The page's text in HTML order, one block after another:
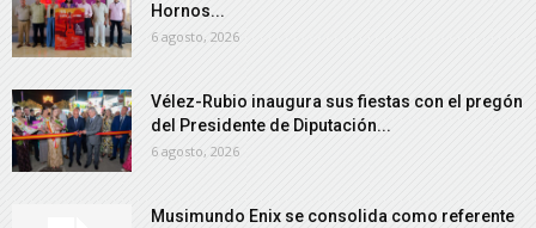
Hornos...
6 agosto, 2026
Vélez-Rubio inaugura sus fiestas con el pregón
del Presidente de Diputación...
6 agosto, 2026
Musimundo Enix se consolida como referente